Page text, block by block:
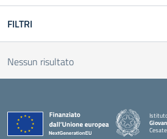
FILTRI
Nessun risultato
Cesate